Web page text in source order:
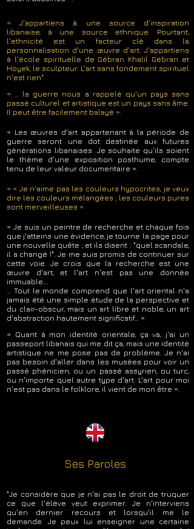
« J'appartiens à une source d'inspiration
libanaise, à une source ethnique. Pourtant,
l'ethnicité est un facteur clé dans la
personnalisation d'une œuvre d'art. J'appartiens
à l'école spirituelle de Gébran Khalil Gébran et
Hoyek, le sculpteur. L'art sans fondement spirituel
n'est rien"
« … la guerre nous a rappelé qu'un pays sans
passé culturel et artistique est un pays sans âme.
Il peut être facilement balayé ».
« Les œuvres d'art appartenant à la période de
guerre seront une dot destinée aux futures
générations libanaises. Je souhaite qu'ils soient
le thème d'une exposition posthume, compte
tenu de leur valeur documentaire ».
« « Je n'aime pas les couleurs hypocrites, je veux
dire les couleurs mélangées ; les couleurs pures
sont merveilleuses ».
« Je suis un peintre de recherche et chaque fois
que j'atteins une évidence, je tourne la page pour
une nouvelle quête ; et ils disent : "quel scandale,
il a changé !". Je me suis promis de continuer sur
cette voie. Je crois que la recherche est une
œuvre d'art, et l'art n'est pas une donnée
immuable….
… Tout le monde comprend que l'art oriental n'a
jamais été une simple étude de la perspective et
du clair-obscur, mais un art libre et noble, un art
d'abstraction hautement significatif… »
« Quant à mon identité orientale, ça va, j'ai un
passeport libanais qui me dit ça, mais une identité
artistique ne me pose pas de problème. Je n'ai
pas besoin d'aller dans les musées pour voir un
passé phénicien, ou un passé assyrien, ou turc,
ou n'importe quel autre type d'art. L'art pour moi
n'est pas dans le folklore, il vient de mon être ».
Ses Paroles
"Je considère que je n'ai pas le droit de truquer
ce que l'élève veut exprimer. Je n'interviens
qu'en dernier recours et lorsqu'il me le
demande. Je peux lui enseigner une certaine